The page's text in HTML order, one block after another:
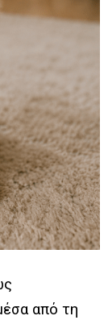
από τη